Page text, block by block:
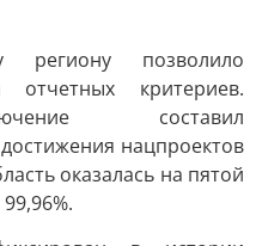
региону позволило
отчетных критериев.
составил
нацпроектов
оказалась на пятой